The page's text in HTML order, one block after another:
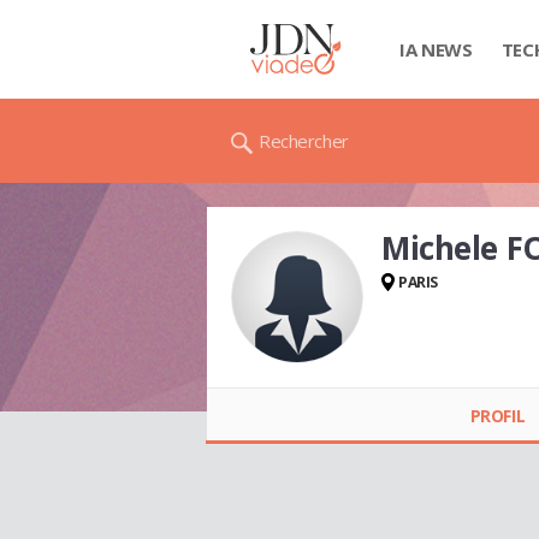
IA NEWS
Rechercher
Michele
PARIS
PROFIL